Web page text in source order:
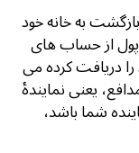
به خانه خود
پول از حساب های
دریافت کرده می
یعنی نمایندۀ
شما باشد،